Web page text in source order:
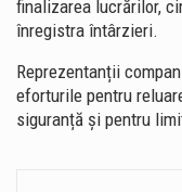
finalizarea lucrărilor,
înregistra întârzieri.
Reprezentanții
eforturile pentru
siguranță și pentru